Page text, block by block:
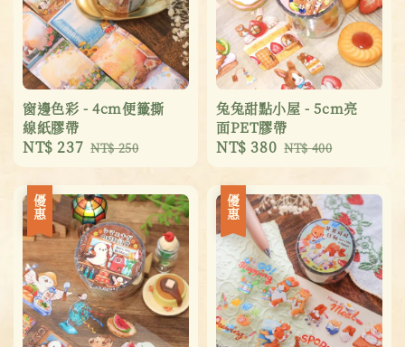
窗邊色彩 - 4cm便籤撕
線紙膠帶
Sale
NT$ 237 Regular
NT$ 250
兔兔甜點小屋 - 5cm亮
面PET膠帶
Sale
NT$ 380 Regular
NT$ 400
優惠 優惠